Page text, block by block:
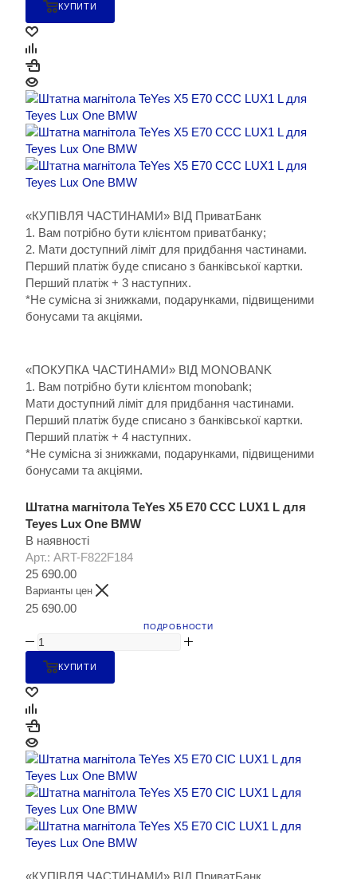
КУПИТИ
«КУПІВЛЯ ЧАСТИНАМИ» ВІД ПриватБанк
1. Вам потрібно бути клієнтом приватбанку;
2. Мати доступний ліміт для придбання частинами.
Перший платіж буде списано з банківської картки.
Перший платіж + 3 наступних.
*Не сумісна зі знижками, подарунками, підвищеними
бонусами та акціями.
«ПОКУПКА ЧАСТИНАМИ» ВІД MONOBANK
1. Вам потрібно бути клієнтом monobank;
Мати доступний ліміт для придбання частинами.
Перший платіж буде списано з банківської картки.
Перший платіж + 4 наступних.
*Не сумісна зі знижками, подарунками, підвищеними
бонусами та акціями.
Штатна магнітола TeYes X5 E70 CCC LUX1 L для
Teyes Lux One BMW
В наявності
Арт.: ART-F822F184
25 690.00
Варианты цен
25 690.00
ПОДРОБНОСТИ
КУПИТИ
«КУПІВЛЯ ЧАСТИНАМИ» ВІД ПриватБанк